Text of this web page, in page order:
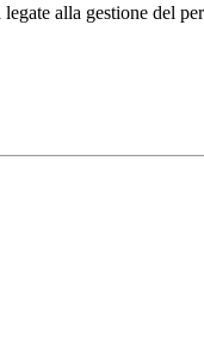
alla gestione del